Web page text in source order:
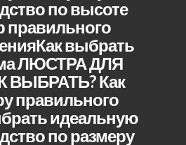
по высоте
выбрать
ЛЮСТРА ДЛЯ
ВЫБРАТЬ? Как
правильного
идеальную
по размеру